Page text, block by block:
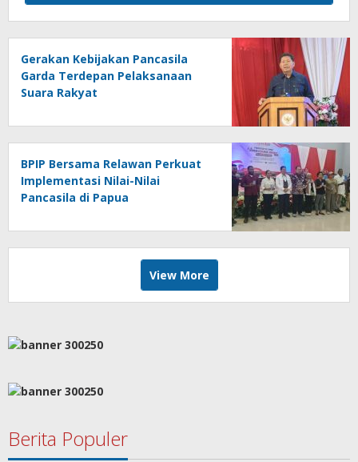
Gerakan Kebijakan Pancasila
Garda Terdepan Pelaksanaan
Suara Rakyat
BPIP Bersama Relawan Perkuat
Implementasi Nilai-Nilai
Pancasila di Papua
View More
Berita Populer